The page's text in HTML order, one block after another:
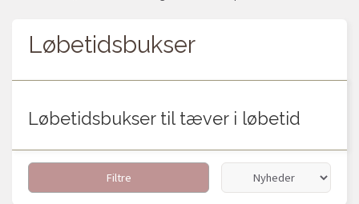
Løbetidsbukser
Løbetidsbukser til tæver i løbetid
Filtre